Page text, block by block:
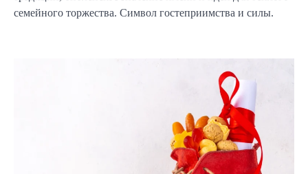
семейного торжества. Символ гостеприимства и силы.